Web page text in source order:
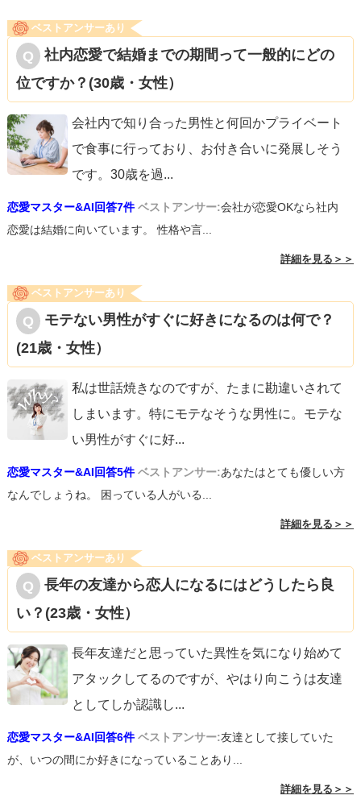
ベストアンサーあり
社内恋愛で結婚までの期間って一般的にどの
位ですか？(30歳・女性）
会社内で知り合った男性と何回かプライベート
で食事に行っており、お付き合いに発展しそう
です。30歳を過...
恋愛マスター&AI回答7件 ベストアンサー:会社が恋愛OKなら社内
恋愛は結婚に向いています。 性格や言...
詳細を見る＞＞
ベストアンサーあり
モテない男性がすぐに好きになるのは何で？
(21歳・女性）
私は世話焼きなのですが、たまに勘違いされて
しまいます。特にモテなそうな男性に。モテな
い男性がすぐに好...
恋愛マスター&AI回答5件 ベストアンサー:あなたはとても優しい方
なんでしょうね。 困っている人がいる...
詳細を見る＞＞
ベストアンサーあり
長年の友達から恋人になるにはどうしたら良
い？(23歳・女性）
長年友達だと思っていた異性を気になり始めて
アタックしてるのですが、やはり向こうは友達
としてしか認識し...
恋愛マスター&AI回答6件 ベストアンサー:友達として接していた
が、いつの間にか好きになっていることあり...
詳細を見る＞＞